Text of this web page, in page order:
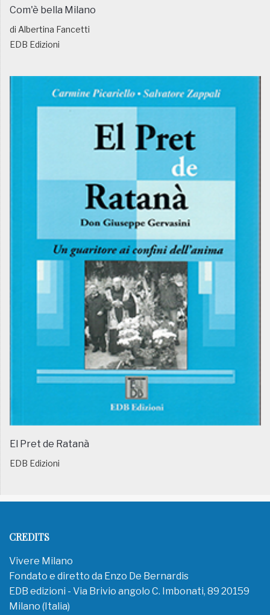
Com'è bella Milano
di Albertina Fancetti
EDB Edizioni
El Pret de Ratanà
EDB Edizioni
CREDITS
Vivere Milano
Fondato e diretto da Enzo De Bernardis
EDB edizioni - Via Brivio angolo C. Imbonati, 89 20159
Milano (Italia)